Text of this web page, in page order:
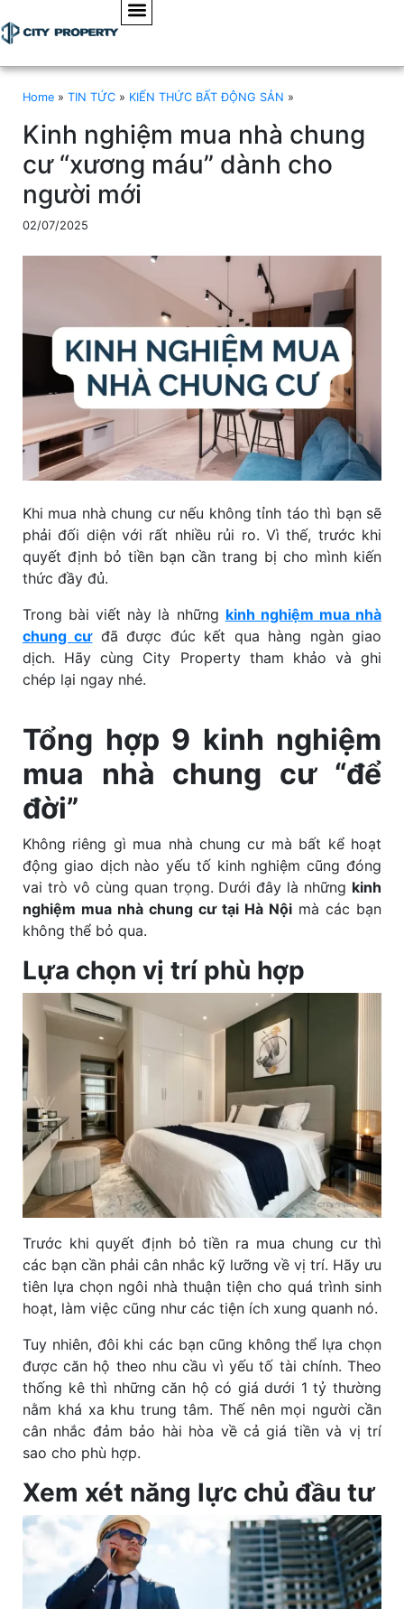
Home » TIN TỨC » KIẾN THỨC BẤT ĐỘNG SẢN »
Kinh nghiệm mua nhà chung
cư “xương máu” dành cho
người mới
02/07/2025
Khi mua nhà chung cư nếu không tỉnh táo thì bạn sẽ
phải đối diện với rất nhiều rủi ro. Vì thế, trước khi
quyết định bỏ tiền bạn cần trang bị cho mình kiến
thức đầy đủ.
Trong bài viết này là những kinh nghiệm mua nhà
chung cưđã được đúc kết qua hàng ngàn giao
dịch. Hãy cùng City Property tham khảo và ghi
chép lại ngay nhé.
Tổng hợp 9 kinh nghiệm
mua nhà chung cư “để
đời”
Không riêng gì mua nhà chung cư mà bất kể hoạt
động giao dịch nào yếu tố kinh nghiệm cũng đóng
vai trò vô cùng quan trọng. Dưới đây là những kinh
nghiệm mua nhà chung cư tại Hà Nội mà các bạn
không thể bỏ qua.
Lựa chọn vị trí phù hợp
Trước khi quyết định bỏ tiền ra mua chung cư thì
các bạn cần phải cân nhắc kỹ lưỡng về vị trí. Hãy ưu
tiên lựa chọn ngôi nhà thuận tiện cho quá trình sinh
hoạt, làm việc cũng như các tiện ích xung quanh nó.
Tuy nhiên, đôi khi các bạn cũng không thể lựa chọn
được căn hộ theo nhu cầu vì yếu tố tài chính. Theo
thống kê thì những căn hộ có giá dưới 1 tỷ thường
nằm khá xa khu trung tâm. Thế nên mọi người cần
cân nhắc đảm bảo hài hòa về cả giá tiền và vị trí
sao cho phù hợp.
Xem xét năng lực chủ đầu tư